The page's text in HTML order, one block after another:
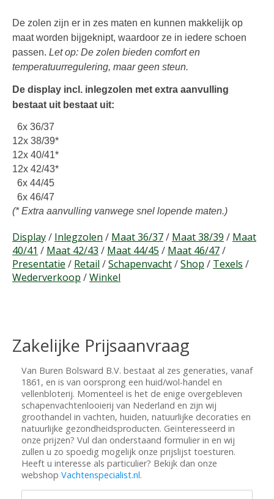
De zolen zijn er in zes maten en kunnen makkelijk op
maat worden bijgeknipt, waardoor ze in iedere schoen
passen. Let op: De zolen bieden comfort en
temperatuurregulering, maar geen steun.
De display incl. inlegzolen met extra aanvulling
bestaat uit bestaat uit:
6x 36/37
12x 38/39*
12x 40/41*
12x 42/43*
6x 44/45
6x 46/47
(* Extra aanvulling vanwege snel lopende maten.)
Display/ Inlegzolen / Maat 36/37/ Maat 38/39 / Maat
40/41 / Maat 42/43 / Maat 44/45 / Maat 46/47/
Presentatie / Retail /Schapenvacht/Shop / Texels /
Wederverkoop /Winkel
Zakelijke Prijsaanvraag
Van Buren Bolsward B.V. bestaat al zes generaties, vanaf
1861, en is van oorsprong een huid/wol-handel en
vellenbloterij. Momenteel is het de enige overgebleven
schapenvachtenlooierij van Nederland en zijn wij
groothandel in vachten, huiden, natuurlijke decoraties en
natuurlijke gezondheidsproducten. Geïnteresseerd in
onze prijzen? Vul dan onderstaand formulier in en wij
zullen u zo spoedig mogelijk onze prijslijst toesturen.
Heeft u interesse als particulier? Bekijk dan onze
webshop Vachtenspecialist.nl.